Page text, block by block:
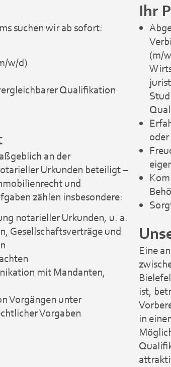
suchen wir ab sofort:
w/d)
Qualifikation
an der
Urkunden beteiligt –
und
zählen insbesondere:
notarieller Urkunden, u. a.
Gesellschaftsverträge und
mit Mandanten,
Vorgängen unter
Vorgaben
Ihr
(m/
Eine
ist,
in